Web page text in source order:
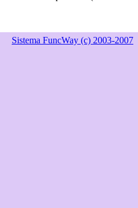
Sistema FuncWay (c) 2003-2007